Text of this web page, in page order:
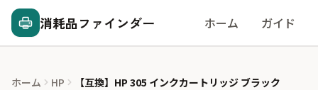
消耗品ファインダー ホーム ガイド
ホーム HP 【互換】HP 305 インクカートリッジ ブラック